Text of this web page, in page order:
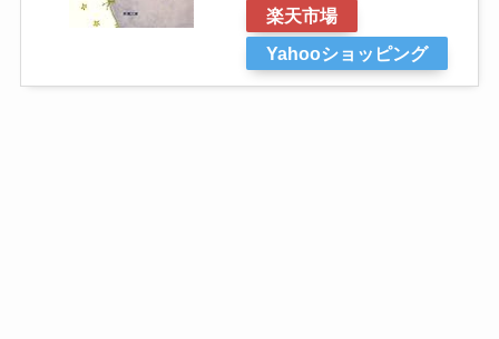
楽天市場
Yahooショッピング